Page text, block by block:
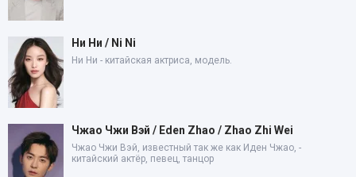
Ни Ни / Ni Ni
Ни Ни - китайская актриса, модель.
Чжао Чжи Вэй / Eden Zhao / Zhao Zhi Wei
Чжао Чжи Вэй, известный так же как Иден Чжао, -
китайский актёр, певец, танцор